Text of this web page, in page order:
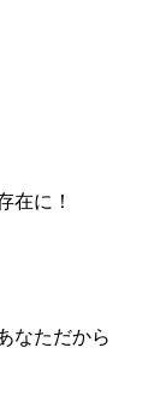
在に！
なただから